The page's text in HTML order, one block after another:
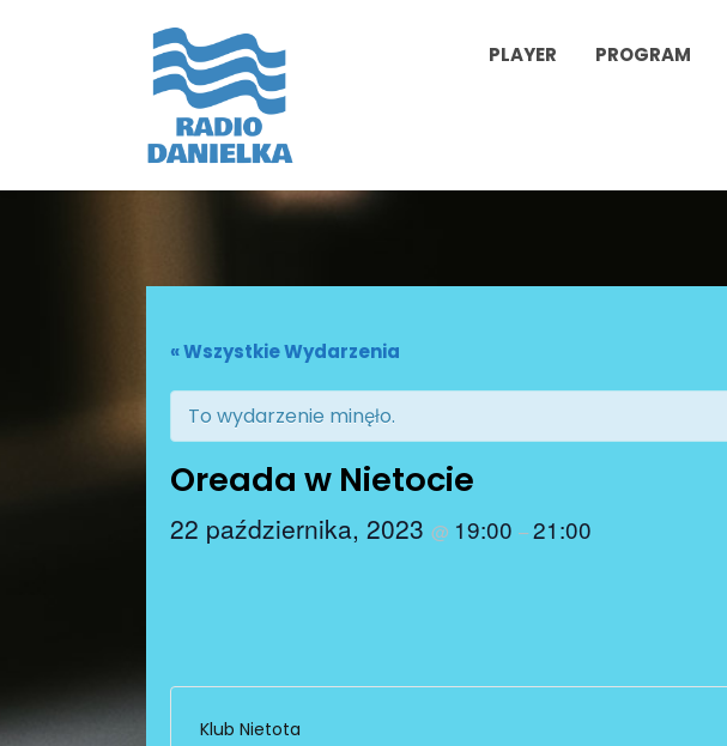
PLAYER PROGRAM
« Wszystkie Wydarzenia
To wydarzenie minęło.
Oreada w Nietocie
22 października, 2023 @ 19:00 –21:00
Klub Nietota